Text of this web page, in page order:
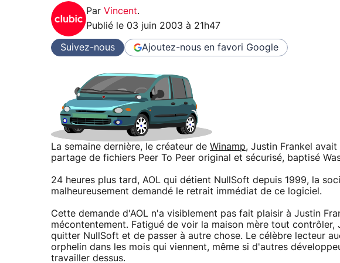
Par Vincent.
Publié le 03 juin 2003 à 21h47
Suivez-nous Ajoutez-nous en favori Google
La semaine dernière, le créateur de Winamp, Justin Frankel
partage de fichiers Peer To Peer original et sécurisé, baptisé
24 heures plus tard, AOL qui détient NullSoft depuis 1999, la
malheureusement demandé le retrait immédiat de ce logiciel.
Cette demande d'AOL n'a visiblement pas fait plaisir à Justin
mécontentement. Fatigué de voir la maison mère tout contrôler,
quitter NullSoft et de passer à autre chose. Le célèbre lecteur
orphelin dans les mois qui viennent, même si d'autres
travailler dessus.